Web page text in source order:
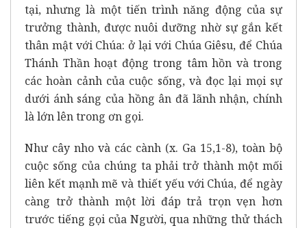
tại, nhưng là một tiến trình năng động của sự
trưởng thành, được nuôi dưỡng nhờ sự gắn kết
thân mật với Chúa: ở lại với Chúa Giêsu, để Chúa
Thánh Thần hoạt động trong tâm hồn và trong
các hoàn cảnh của cuộc sống, và đọc lại mọi sự
dưới ánh sáng của hồng ân đã lãnh nhận, chính
là lớn lên trong ơn gọi.
Như cây nho và các cành (x. Ga 15,1-8), toàn bộ
cuộc sống của chúng ta phải trở thành một mối
liên kết mạnh mẽ và thiết yếu với Chúa, để ngày
càng trở thành một lời đáp trả trọn vẹn hơn
trước tiếng gọi của Người, qua những thử thách